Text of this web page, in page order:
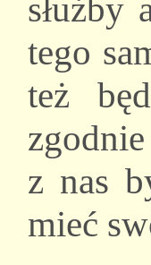
służby
tego
też
z nas
mieć